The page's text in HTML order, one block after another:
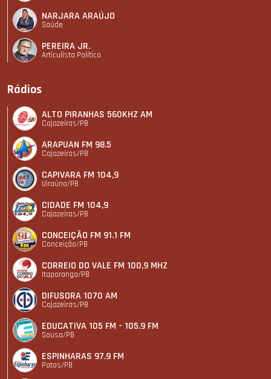
NARJARA ARAÚJO
Saúde
PEREIRA JR.
Articulista Polí­tico
Rádios
ALTO PIRANHAS 560KHZ AM
Cajazeiras/PB
ARAPUAN FM 98.5
Cajazeiras/PB
CAPIVARA FM 104,9
Uiraúna/PB
CIDADE FM 104,9
Cajazeiras/PB
CONCEIÇÃO FM 91.1 FM
Conceição/PB
CORREIO DO VALE FM 100,9 MHZ
Itaporanga/PB
DIFUSORA 1070 AM
Cajazeiras/PB
EDUCATIVA 105 FM - 105.9 FM
Sousa/PB
ESPINHARAS 97.9 FM
Patos/PB